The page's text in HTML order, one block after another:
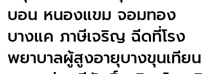
บอน หนองแขม จอมทอง
บางแค ภาษีเจริญ ฉีดที่โรง
พยาบาลผู้สูงอายุบางขุนเทียน